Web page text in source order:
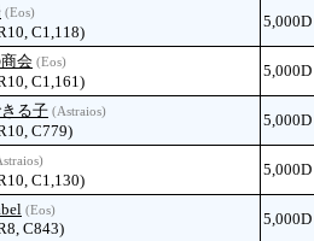
(Eos)
C1,118)
会 (Eos)
C1,161)
る子 (Astraios)
C779)
C1,130)
(Eos)
C843)